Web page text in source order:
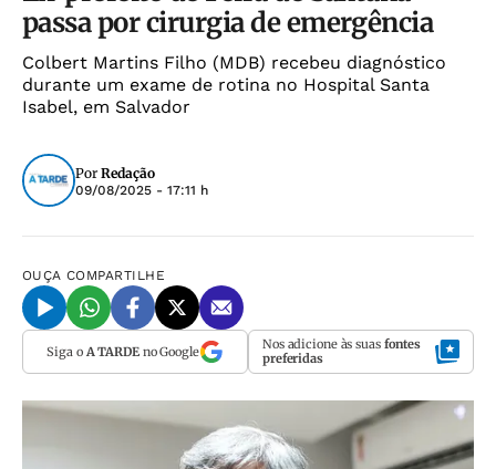
passa por cirurgia de emergência
Colbert Martins Filho (MDB) recebeu diagnóstico
durante um exame de rotina no Hospital Santa
Isabel, em Salvador
Por Redação
09/08/2025 - 17:11 h
OUÇA COMPARTILHE
Siga o A TARDEno Google Nos adicione às suas fontes
preferidas